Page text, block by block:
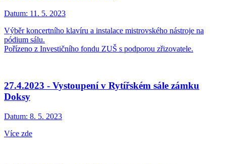
Datum: 11. 5. 2023
Výběr koncertního klavíru a instalace mistrovského nástroje na
pódium sálu.
Pořízeno z Investičního fondu ZUŠ s podporou zřizovatele.
27.4.2023 - Vystoupení v Rytířském sále zámku
Doksy
Datum: 8. 5. 2023
Více zde